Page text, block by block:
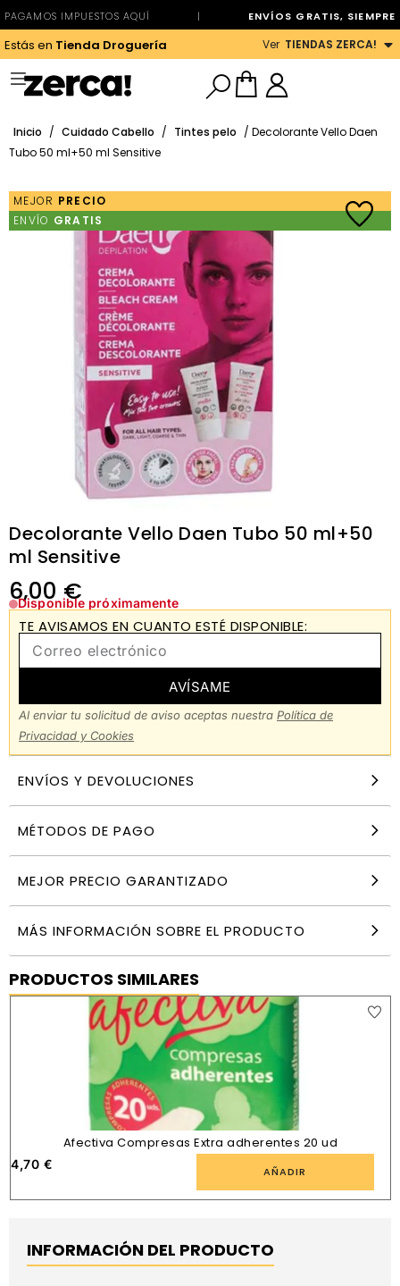
PAGAMOS IMPUESTOS AQUÍ | ENVÍOS GRATIS, SIEMPRE
Estás en Tienda Droguería Ver TIENDAS ZERCA!
Inicio / Cuidado Cabello / Tintes pelo / Decolorante Vello Daen
Tubo 50 ml+50 ml Sensitive
MEJOR PRECIO
ENVÍO GRATIS
Decolorante Vello Daen Tubo 50 ml+50
ml Sensitive
6,00€
Disponible próximamente
TE AVISAMOS EN CUANTO ESTÉ DISPONIBLE:
AVÍSAME
Al enviar tu solicitud de aviso aceptas nuestra Política de
Privacidad y Cookies
ENVÍOS Y DEVOLUCIONES
MÉTODOS DE PAGO
MEJOR PRECIO GARANTIZADO
MÁS INFORMACIÓN SOBRE EL PRODUCTO
PRODUCTOS SIMILARES
Afectiva Compresas Extra adherentes 20 ud
4,70 € AÑADIR
INFORMACIÓN DEL PRODUCTO